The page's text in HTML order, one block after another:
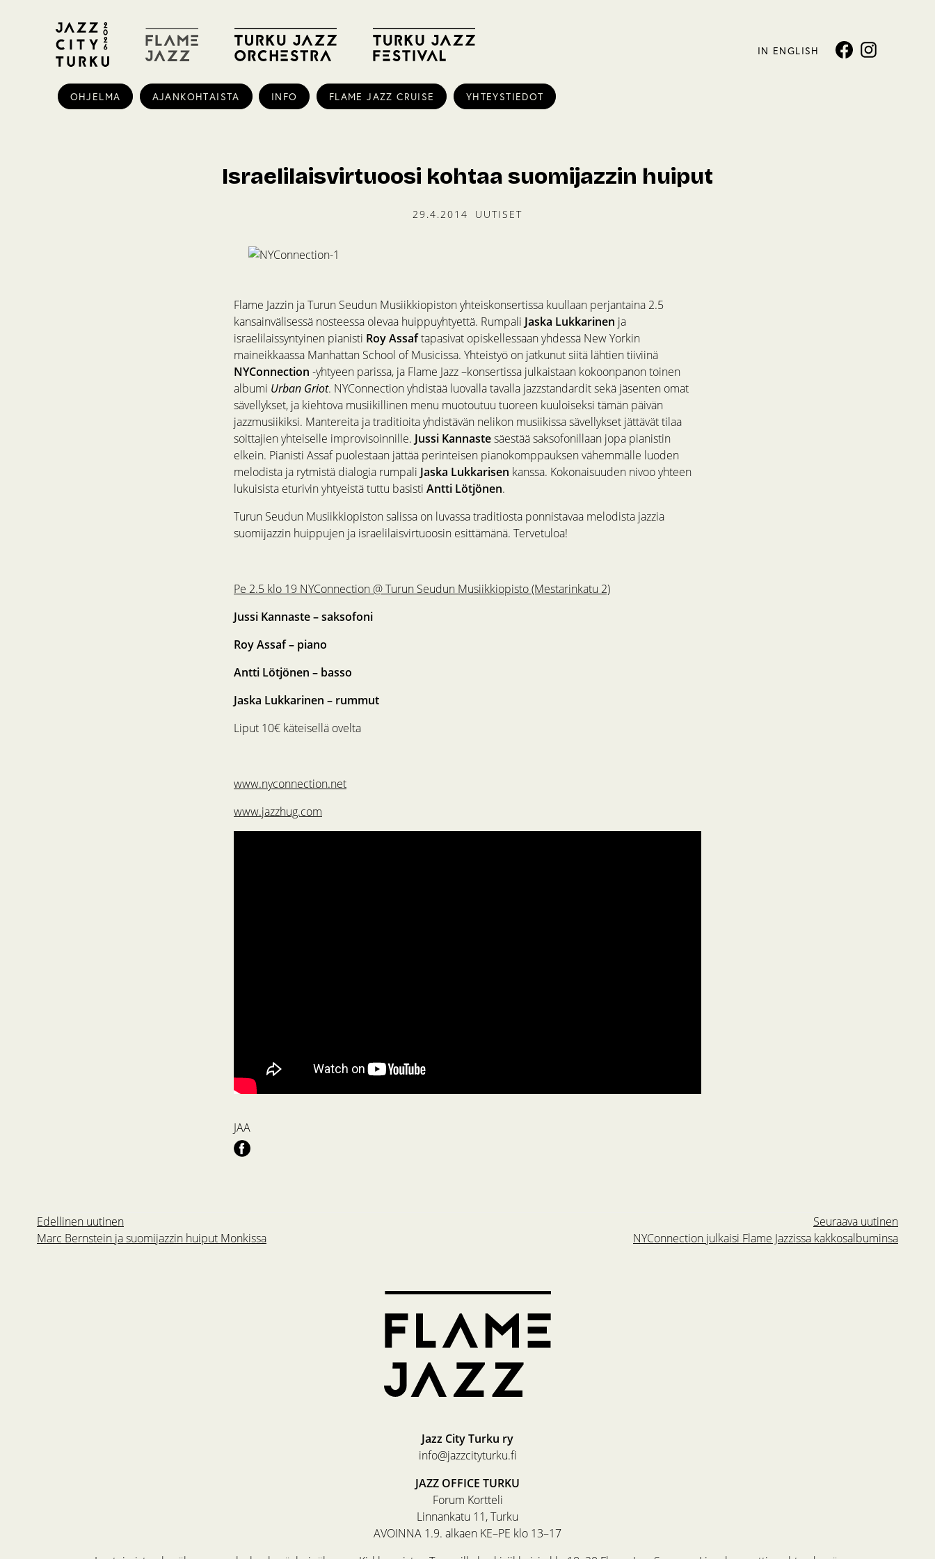
IN ENGLISH
OHJELMA AJANKOHTAISTA INFO FLAME JAZZ CRUISE YHTEYSTIEDOT
Israelilaisvirtuoosi kohtaa suomijazzin huiput
29.4.2014 UUTISET
Flame Jazzin ja Turun Seudun Musiikkiopiston yhteiskonsertissa kuullaan perjantaina 2.5
kansainvälisessä nosteessa olevaa huippuyhtyettä. Rumpali Jaska Lukkarinen ja
israelilaissyntyinen pianisti Roy Assaftapasivat opiskellessaan yhdessä New Yorkin
maineikkaassa Manhattan School of Musicissa. Yhteistyö on jatkunut siitä lähtien tiiviinä
NYConnection -yhtyeen parissa, ja Flame Jazz –konsertissa julkaistaan kokoonpanon toinen
albumi Urban Griot. NYConnection yhdistää luovalla tavalla jazzstandardit sekä jäsenten omat
sävellykset, ja kiehtova musiikillinen menu muotoutuu tuoreen kuuloiseksi tämän päivän
jazzmusiikiksi. Mantereita ja traditioita yhdistävän nelikon musiikissa sävellykset jättävät tilaa
soittajien yhteiselle improvisoinnille. Jussi Kannastesäestää saksofonillaan jopa pianistin
elkein. Pianisti Assaf puolestaan jättää perinteisen pianokomppauksen vähemmälle luoden
melodista ja rytmistä dialogia rumpali Jaska Lukkarisen kanssa. Kokonaisuuden nivoo yhteen
lukuisista eturivin yhtyeistä tuttu basisti Antti Lötjönen.
Turun Seudun Musiikkiopiston salissa on luvassa traditiosta ponnistavaa melodista jazzia
suomijazzin huippujen ja israelilaisvirtuoosin esittämänä. Tervetuloa!
Pe 2.5 klo 19 NYConnection @ Turun Seudun Musiikkiopisto (Mestarinkatu 2)
Jussi Kannaste – saksofoni
Roy Assaf – piano
Antti Lötjönen – basso
Jaska Lukkarinen – rummut
Liput 10€ käteisellä ovelta
www.nyconnection.net
www.jazzhug.com
JAA
Seuraava uutinen
NYConnection julkaisi Flame Jazzissa kakkosalbuminsa
Edellinen uutinen
Marc Bernstein ja suomijazzin huiput Monkissa
Jazz City Turku ry
info@jazzcityturku.fi
JAZZ OFFICE TURKU
Forum Kortteli
Linnankatu 11, Turku
AVOINNA 1.9. alkaen KE–PE klo 13–17